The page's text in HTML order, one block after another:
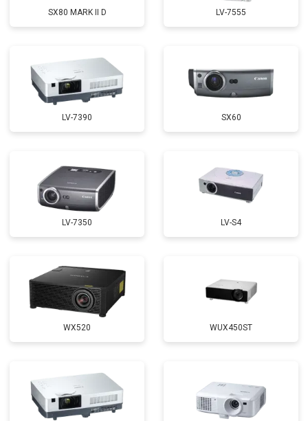
SX80 MARK II D LV-7555
LV-7390 SX60
LV-7350 LV-S4
WX520 WUX450ST